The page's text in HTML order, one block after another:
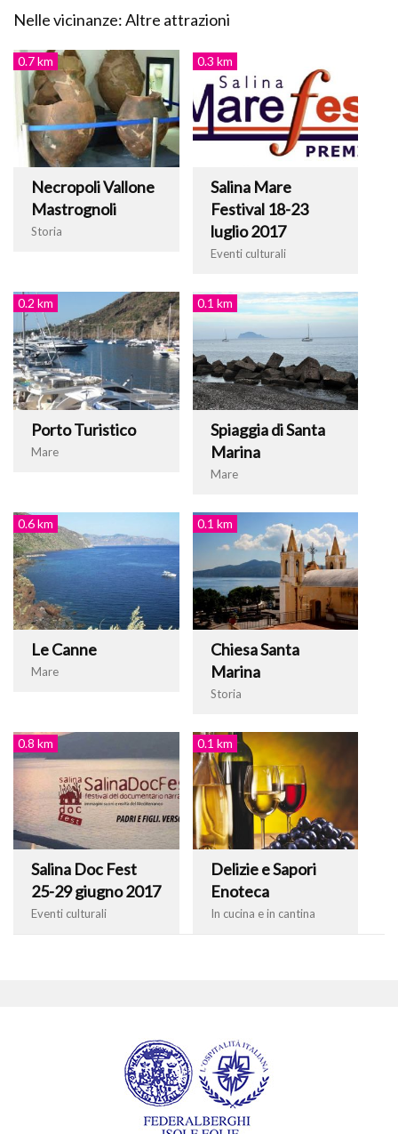
Nelle vicinanze: Altre attrazioni
0.7 km
Necropoli Vallone
Mastrognoli
Storia
0.3 km
Salina Mare
Festival 18-23
luglio 2017
Eventi culturali
0.2 km
Porto Turistico
Mare
0.1 km
Spiaggia di Santa
Marina
Mare
0.6 km
Le Canne
Mare
0.1 km
Chiesa Santa
Marina
Storia
0.8 km
Salina Doc Fest
25-29 giugno 2017
Eventi culturali
0.1 km
Delizie e Sapori
Enoteca
In cucina e in cantina